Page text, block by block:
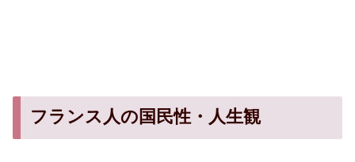
フランス人の国民性・人生観